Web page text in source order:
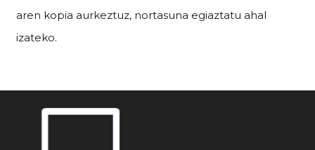
aren kopia aurkeztuz, nortasuna egiaztatu ahal
izateko.